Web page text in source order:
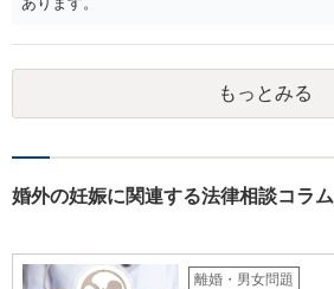
もっとみる
婚外の妊娠に関連する法律相談コラム
離婚・男女問題